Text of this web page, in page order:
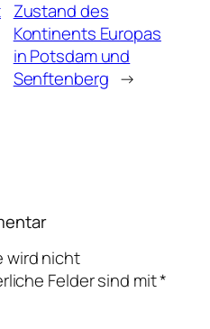
Zustand des
Kontinents Europas
in Potsdam und
Senftenberg →
wird nicht
Felder sind mit*